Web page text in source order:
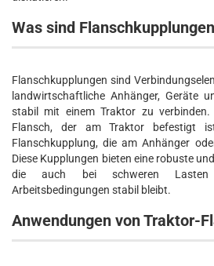
Was sind
Flanschkupplungen sind
landwirtschaftliche Anhänger, Geräte
stabil mit einem Traktor zu
Flansch, der am Traktor befestigt
Flanschkupplung, die am Anhänger
Diese Kupplungen bieten eine robuste
die auch bei schweren Lasten
Arbeitsbedingungen stabil bleibt.
Anwendungen von Traktor-